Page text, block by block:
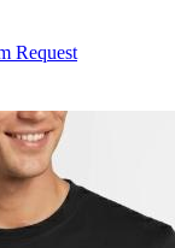
Request